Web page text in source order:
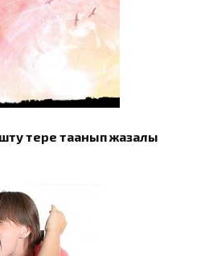
терең таанып жазалы